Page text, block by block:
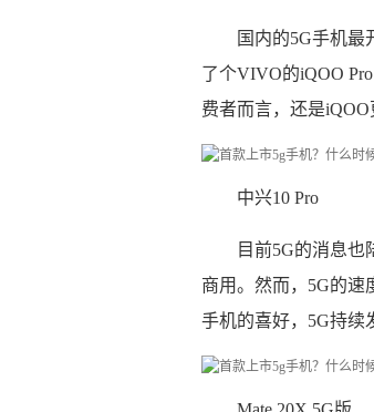
国内的5G手机最
了个VIVO的iQOO
费者而言，还是iQOO
中兴10 Pro
目前5G的消息也
商用。然而，5G的速
手机的喜好，5G持续